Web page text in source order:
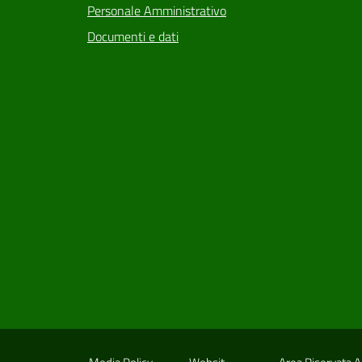
Personale Amministrativo
Documenti e dati